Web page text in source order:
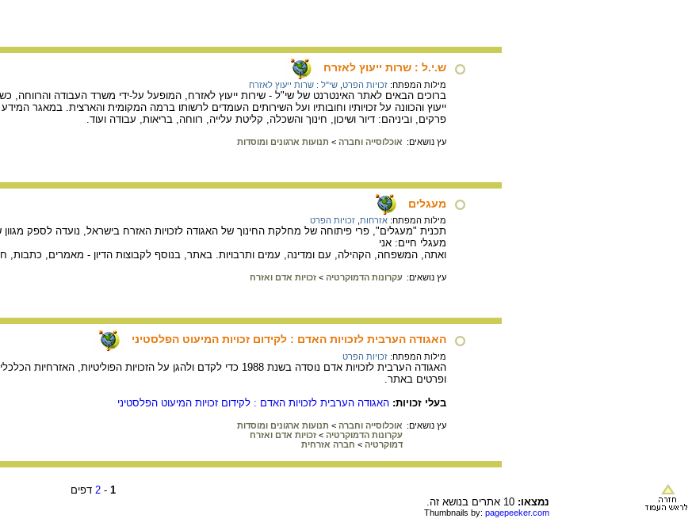
ש.י.ל : שרות ייעוץ לאזרח
מילות המפתח: זכויות הפרט שי"ל : שרות ייעוץ לאזרח
ברוכים הבאים לאתר האינטרנט של שי"ל - שירות ייעוץ לאזרח, המופעל על-ידי משרד העבודה והרווחה,
ייעוץ והכוונה על זכויותיו וחובותיו ועל השירותים העומדים לרשותו ברמה המקומית והארצית. במאגר
פרקים, וביניהם: דיור ושיכון, חינוך והשכלה, קליטת עלייה, רווחה, בריאות, עבודה ועוד.
עץ נושאים: אוכלוסייה וחברה > תנועות ארגונים ומוסדות
מעגלים
מילות המפתח: אזרחות זכויות הפרט
תכנית "מעגלים", פרי פיתוחה של מחלקת החינוך של האגודה לזכויות האזרח בישראל, נועדה לספק מגוון
מעגלי חיים: אני
ואתה, המשפחה, הקהילה, עם ומדינה, עמים ותרבויות. באתר, בנוסף לקבוצות הדיון - מאמרים, כתבות,
עץ נושאים: עקרונות הדמוקרטיה > זכויות אדם ואזרח
האגודה הערבית לזכויות האדם : לקידום זכויות המיעוט הפלסטיני
מילות המפתח: זכויות הפרט
האגודה הערבית לזכויות אדם נוסדה בשנת 1988 כדי לקדם ולהגן על הזכויות
ופרטים באתר.
בעלי זכויות: האגודה הערבית לזכויות האדם : לקידום זכויות המיעוט הפלסטיני
עץ נושאים: אוכלוסייה וחברה > תנועות ארגונים ומוסדות
עקרונות הדמוקרטיה > זכויות אדם ואזרח
דמוקרטיה > חברה אזרחית
1
-
2 דפים
נמצאו:
Thumbnails by: pagepeeker.com